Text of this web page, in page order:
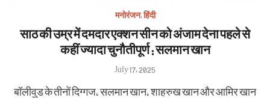
मनोरंजन,हिंदी
साठ की उम्र में दमदार एक्शन सीन को अंजाम देना पहले से
कहीं ज्यादा चुनौतीपूर्ण : सलमान खान
Posted
on
July 17, 2025
बॉलीवुड के तीनों दिग्गज, सलमान खान, शाहरुख खान और आमिर खान